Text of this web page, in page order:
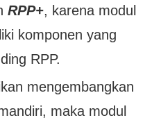
RPP+, karena modul
komponen yang
RPP.
mengembangkan
maka modul